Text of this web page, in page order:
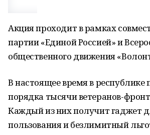
Акция проходит в рамках
партии «Единой Россией» и
общественного движения
В настоящее время в
порядка тысячи ветеранов-
Каждый из них получит гаджет
пользования и безлимитный